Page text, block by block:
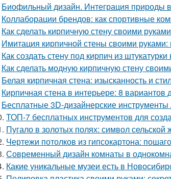
Биофильный дизайн. Интеграция природы
Коллаборации брендов: как спортивные
Как сделать кирпичную стену своими
Имитация кирпичной стены своими руками:
Как создать стену под кирпич из
Как сделать модную кирпичную стену
Белая кирпичная стена: изысканность и
Кирпичная стена в интерьере: 8 вариантов
Бесплатные 3D-дизайнерские
ТОП-7 бесплатных инструментов для
Пугало в золотых полях: символ сельской
Чертежи потолков из гипсокартона:
Современный дизайн комнаты в
Какие уникальные музеи есть в